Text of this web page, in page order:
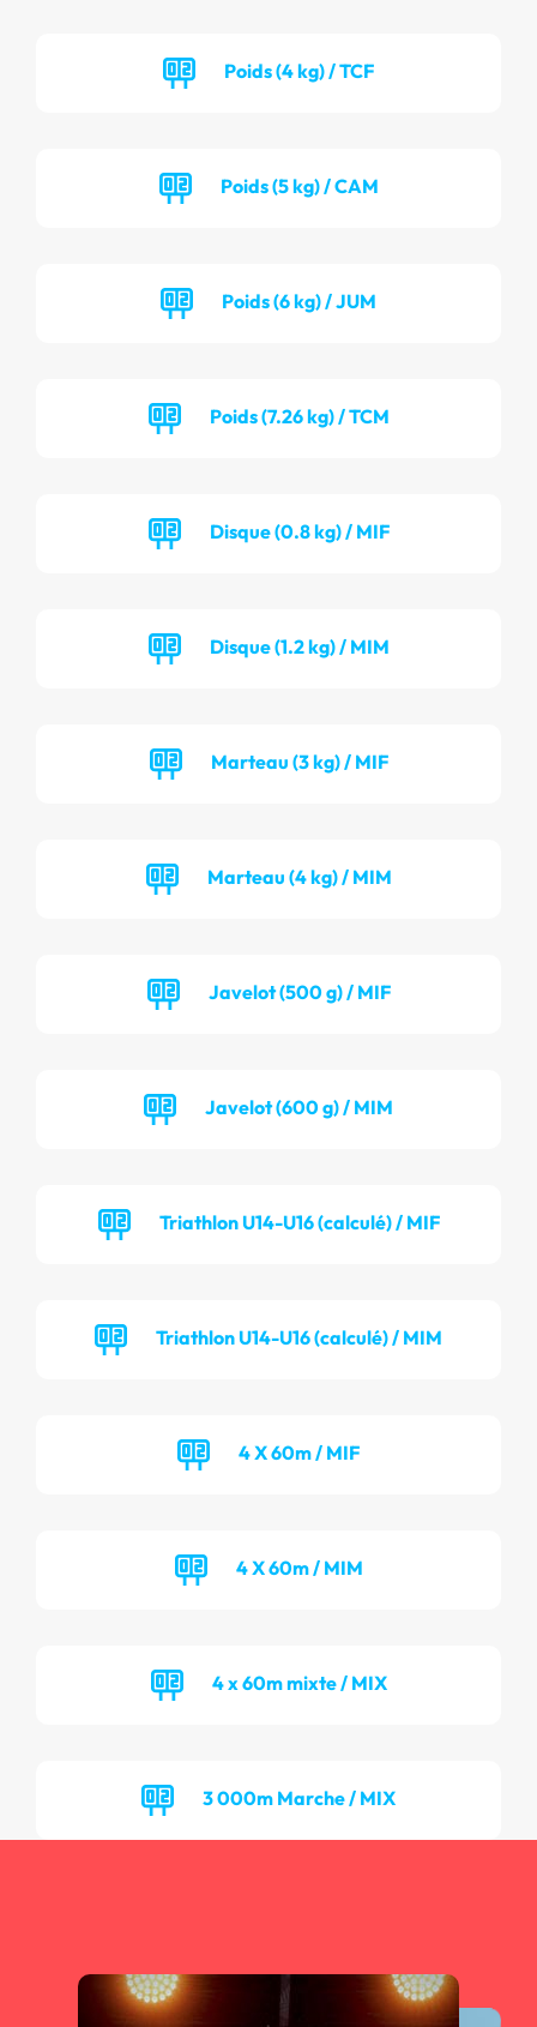
Poids (4 kg) / TCF
Poids (5 kg) / CAM
Poids (6 kg) / JUM
Poids (7.26 kg) / TCM
Disque (0.8 kg) / MIF
Disque (1.2 kg) / MIM
Marteau (3 kg) / MIF
Marteau (4 kg) / MIM
Javelot (500 g) / MIF
Javelot (600 g) / MIM
Triathlon U14-U16 (calculé) / MIF
Triathlon U14-U16 (calculé) / MIM
4 X 60m / MIF
4 X 60m / MIM
4 x 60m mixte / MIX
3 000m Marche / MIX